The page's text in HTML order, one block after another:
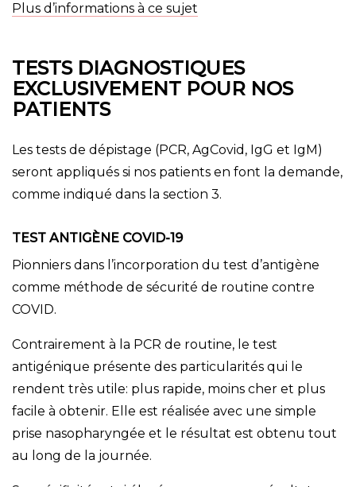
Plus d’informations à ce sujet
TESTS DIAGNOSTIQUES
EXCLUSIVEMENT POUR NOS
PATIENTS
Les tests de dépistage (PCR, AgCovid, IgG et IgM)
seront appliqués si nos patients en font la demande,
comme indiqué dans la section 3.
TEST ANTIGÈNE COVID-19
Pionniers dans l’incorporation du test d’antigène
comme méthode de sécurité de routine contre
COVID.
Contrairement à la PCR de routine, le test
antigénique présente des particularités qui le
rendent très utile: plus rapide, moins cher et plus
facile à obtenir. Elle est réalisée avec une simple
prise nasopharyngée et le résultat est obtenu tout
au long de la journée.